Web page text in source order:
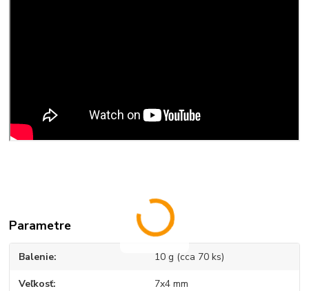
Parametre
Balenie 10 g (cca 70 ks)
Veľkosť 7x4 mm